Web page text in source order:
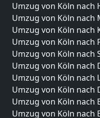
Umzug von Köln nach
Umzug von Köln nach
Umzug von Köln nach
Umzug von Köln nach
Umzug von Köln nach
Umzug von Köln nach
Umzug von Köln nach
Umzug von Köln nach
Umzug von Köln nach
Umzug von Köln nach